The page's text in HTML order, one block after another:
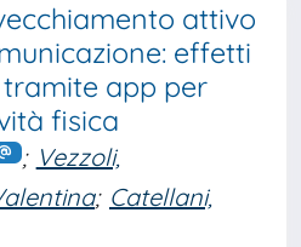
attivo
effetti
app per
fisica
; Vezzoli,
; Catellani,